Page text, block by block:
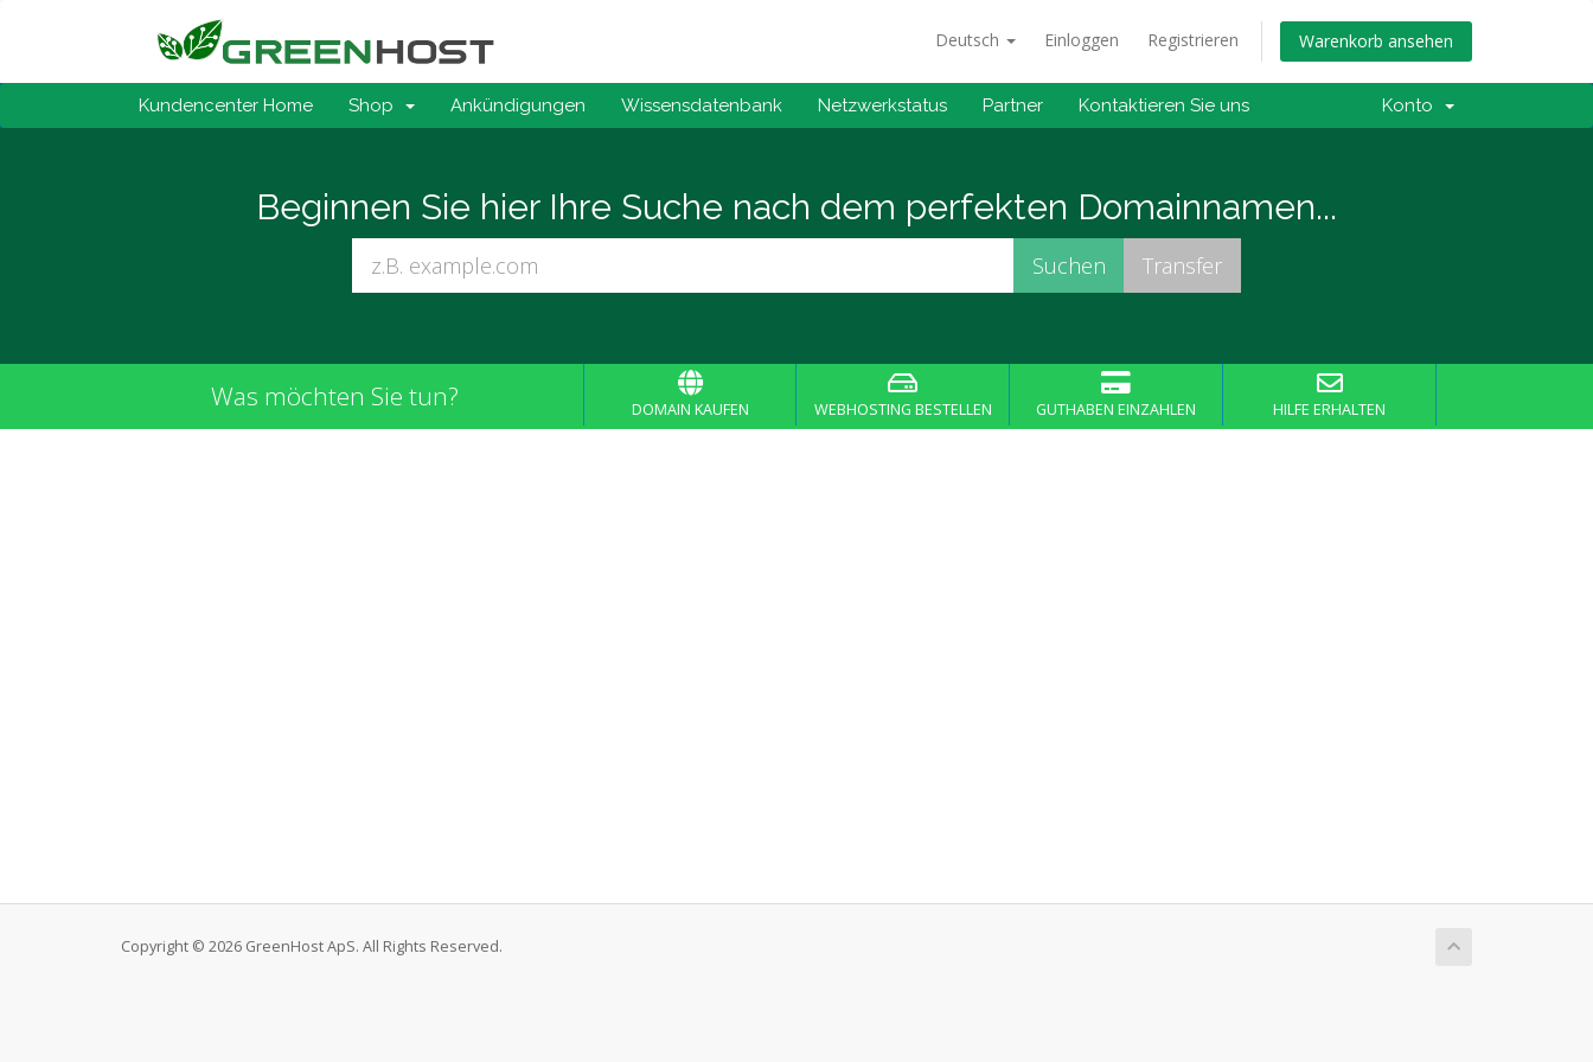
Deutsch Einloggen Registrieren Warenkorb ansehen
Kundencenter Home Shop Ankündigungen Wissensdatenbank Netzwerkstatus Partner Kontaktieren Sie uns Konto
Beginnen Sie hier Ihre Suche nach dem perfekten Domainnamen...
Was möchten Sie tun? DOMAIN KAUFEN WEBHOSTING BESTELLEN GUTHABEN EINZAHLEN HILFE ERHALTEN
Copyright © 2026 GreenHost ApS. All Rights Reserved.